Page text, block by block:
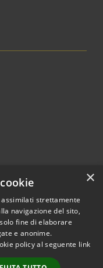
© 2026 • Comune di
di Cadore • Powered
Municipium Accesso
×
strettamente
navigazione del sito,
fine di elaborare
e anonime.
policy al seguente link